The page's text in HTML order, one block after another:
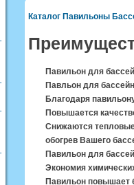
Каталог Павильоны
Павильон для
Павльон для
Благодаря
Повышается
Снижаются тепловые
обогрев Вашего
Павильон для
Экономия
Павильон повышает